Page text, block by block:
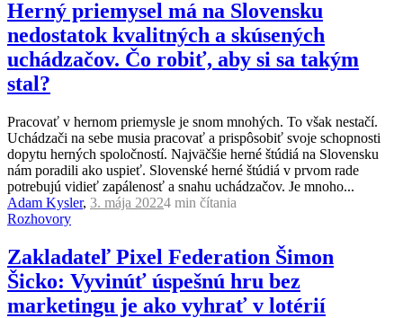
Herný priemysel má na Slovensku
nedostatok kvalitných a skúsených
uchádzačov. Čo robiť, aby si sa takým
stal?
Pracovať v hernom priemysle je snom mnohých. To však nestačí.
Uchádzači na sebe musia pracovať a prispôsobiť svoje schopnosti
dopytu herných spoločností. Najväčšie herné štúdiá na Slovensku
nám poradili ako uspieť. Slovenské herné štúdiá v prvom rade
potrebujú vidieť zapálenosť a snahu uchádzačov. Je mnoho...
Adam Kysler, 3. mája 20224 min čítania
Rozhovory
Zakladateľ Pixel Federation Šimon
Šicko: Vyvinúť úspešnú hru bez
marketingu je ako vyhrať v lotérií